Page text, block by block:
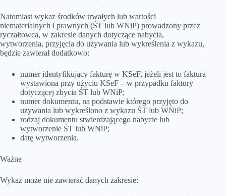
Natomiast wykaz środków trwałych lub wartości
niematerialnych i prawnych (ŚT lub WNiP) prowadzony przez
ryczałtowca, w zakresie danych dotyczące nabycia,
wytworzenia, przyjęcia do używania lub wykreślenia z wykazu,
będzie zawierał dodatkowo:
numer identyfikujący fakturę w KSeF, jeżeli jest to faktura
wystawiona przy użyciu KSeF – w przypadku faktury
dotyczącej zbycia ŚT lub WNiP;
numer dokumentu, na podstawie którego przyjęto do
używania lub wykreślono z wykazu ŚT lub WNiP;
rodzaj dokumentu stwierdzającego nabycie lub
wytworzenie ŚT lub WNiP;
datę wytworzenia.
Ważne
Wykaz może nie zawierać danych zakresie: